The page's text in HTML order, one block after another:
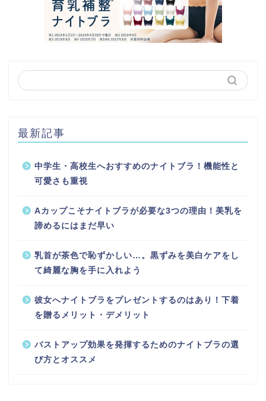
最新記事
中学生・高校生へおすすめのナイトブラ！機能性と
可愛さも重視
Aカップこそナイトブラが必要な3つの理由！美乳を
諦めるにはまだ早い
乳首が茶色で恥ずかしい…。黒ずみを美白ケアをし
て綺麗な胸を手に入れよう
彼女へナイトブラをプレゼントするのはあり！下着
を贈るメリット・デメリット
バストアップ効果を発揮するためのナイトブラの選
び方とオススメ